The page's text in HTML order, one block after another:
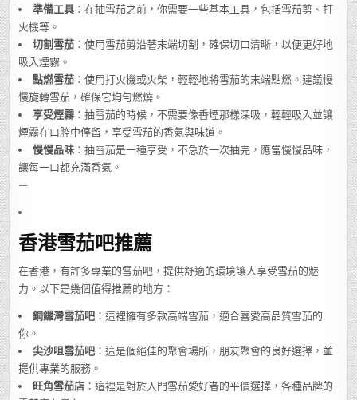
準備工具 ：在抽雪茄之前，你需要一些基本工具，包括雪茄剪、打
火機等。
切割雪茄 ：使用雪茄剪沿著末端切割，確保切口清晰，以便更好地
吸入煙霧。
點燃雪茄 ：使用打火機或火柴，輕輕地將雪茄的末端點燃。建議慢
慢旋轉雪茄，確保它均勻燃燒。
享受煙霧 ：抽雪茄的時候，不需要像香煙那樣深吸，輕輕吸入並讓
煙霧在口腔中停留，享受雪茄的香氣與味道。
慢慢品味 ：抽雪茄是一種享受，不急於一次抽完，應當慢慢品味，
讓每一口都充滿香氣。
—
香港雪茄吧推薦
在香港，有許多專業的雪茄吧，提供舒適的環境讓人享受雪茄的魅
力。以下是幾個值得推薦的地方：
銅鑼灣雪茄吧 ：這裡擁有多款高端雪茄，適合喜愛高品質雪茄的
你。
尖沙咀雪茄吧 ：這是個絕佳的聚會場所，朋友聚會的良好選擇，並
提供專業的服務。
旺角雪茄店 ：這裡是對於入門雪茄愛好者的平價選擇，各種品牌的